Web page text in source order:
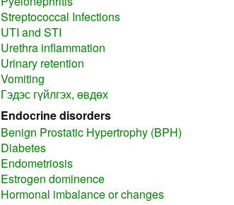
Streptococcal Infections
UTI and STI
Urethra inflammation
Urinary retention
Vomiting
Гэдэс гүйлгэх, өвдөх
Endocrine disorders
Benign Prostatic Hypertrophy (BPH)
Diabetes
Endometriosis
Estrogen dominence
Hormonal imbalance or changes